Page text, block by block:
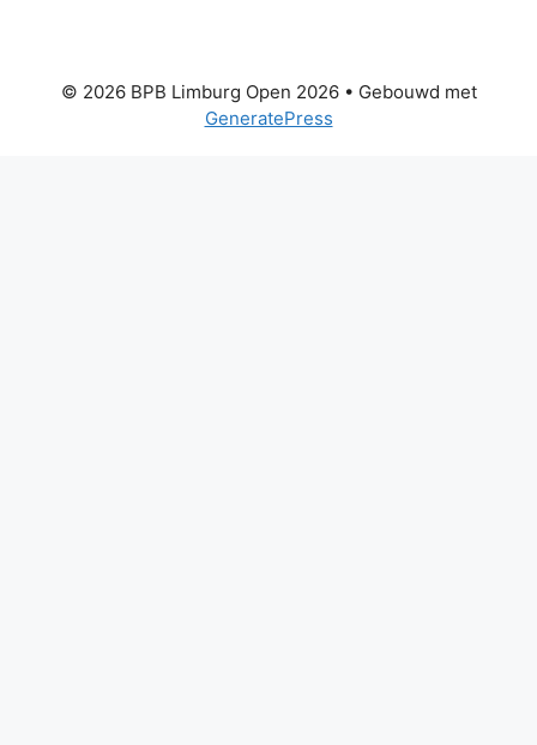
© 2026 BPB Limburg Open 2026• Gebouwd met
GeneratePress